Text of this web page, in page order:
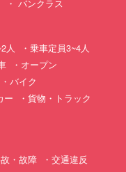
バンクラス
人
乗車定員3~4人
オープン
バイク
ー
貨物・トラック
・故障
交通違反